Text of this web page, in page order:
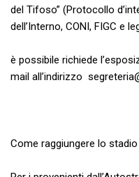
del Tifoso” (Protocollo
dell’Interno, CONI, FIGC e
è possibile richiede
mail all’indirizzo
Come raggiungere lo stadio